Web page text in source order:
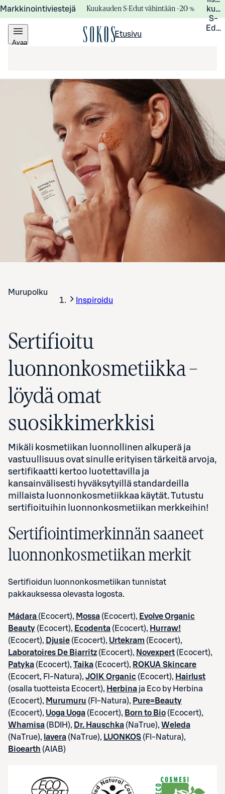
Markkinointiviestejä Kuukauden S-Edut vähintään –20 %
S-
Avaa
Etusivu
Murupolku
Inspiroidu
Sertifioitu
luonnonkosmetiikka –
löydä omat
suosikkimerkkisi
Mikäli kosmetiikan luonnollinen alkuperä ja
vastuullisuus ovat sinulle erityisen tärkeitä arvoja,
sertifikaatti kertoo luotettavilla ja
kansainvälisesti hyväksytyillä standardeilla
millaista luonnonkosmetiikkaa käytät. Tutustu
sertifioituihin luonnonkosmetiikan merkkeihin!
Sertifiointimerkinnän saaneet
luonnonkosmetiikan merkit
Sertifioidun luonnonkosmetiikan tunnistat
pakkauksessa olevasta logosta.
Mádara (Ecocert), Mossa (Ecocert), Evolve Organic
Beauty (Ecocert), Ecodenta (Ecocert), Hurraw!
(Ecocert), Djusie (Ecocert), Urtekram (Ecocert),
Laboratoires De Biarritz(Ecocert), Novexpert (Ecocert),
Patyka (Ecocert), Taika (Ecocert), ROKUA Skincare
(Ecocert, FI-Natura), JOIK Organic (Ecocert), Hairlust
(osalla tuotteista Ecocert), Herbina ja Eco by Herbina
(Ecocert), Murumuru (FI-Natura), Pure=Beauty
(Ecocert), Uoga Uoga (Ecocert), Born to Bio (Ecocert),
Whamisa (BDIH), Dr. Hauschka (NaTrue), Weleda
(NaTrue), lavera (NaTrue), LUONKOS (FI-Natura),
Bioearth (AIAB)